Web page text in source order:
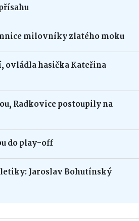
milovníky zlatého moku
ovládla hasička Kateřina
Radkovice postoupily na
do play-off
Jaroslav Bohutínský